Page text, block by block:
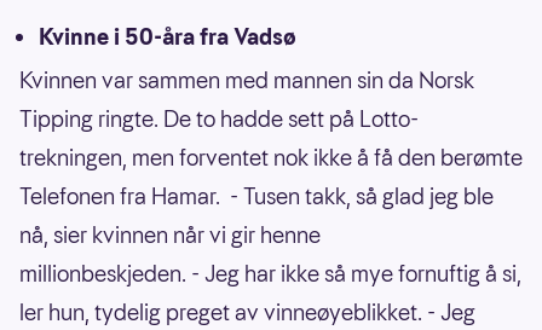
Kvinne i 50-åra fra Vadsø
Kvinnen var sammen med mannen sin da Norsk
Tipping ringte. De to hadde sett på Lotto-
trekningen, men forventet nok ikke å få den berømte
Telefonen fra Hamar. - Tusen takk, så glad jeg ble
nå, sier kvinnen når vi gir henne
millionbeskjeden. - Jeg har ikke så mye fornuftig å si,
ler hun, tydelig preget av vinneøyeblikket. - Jeg